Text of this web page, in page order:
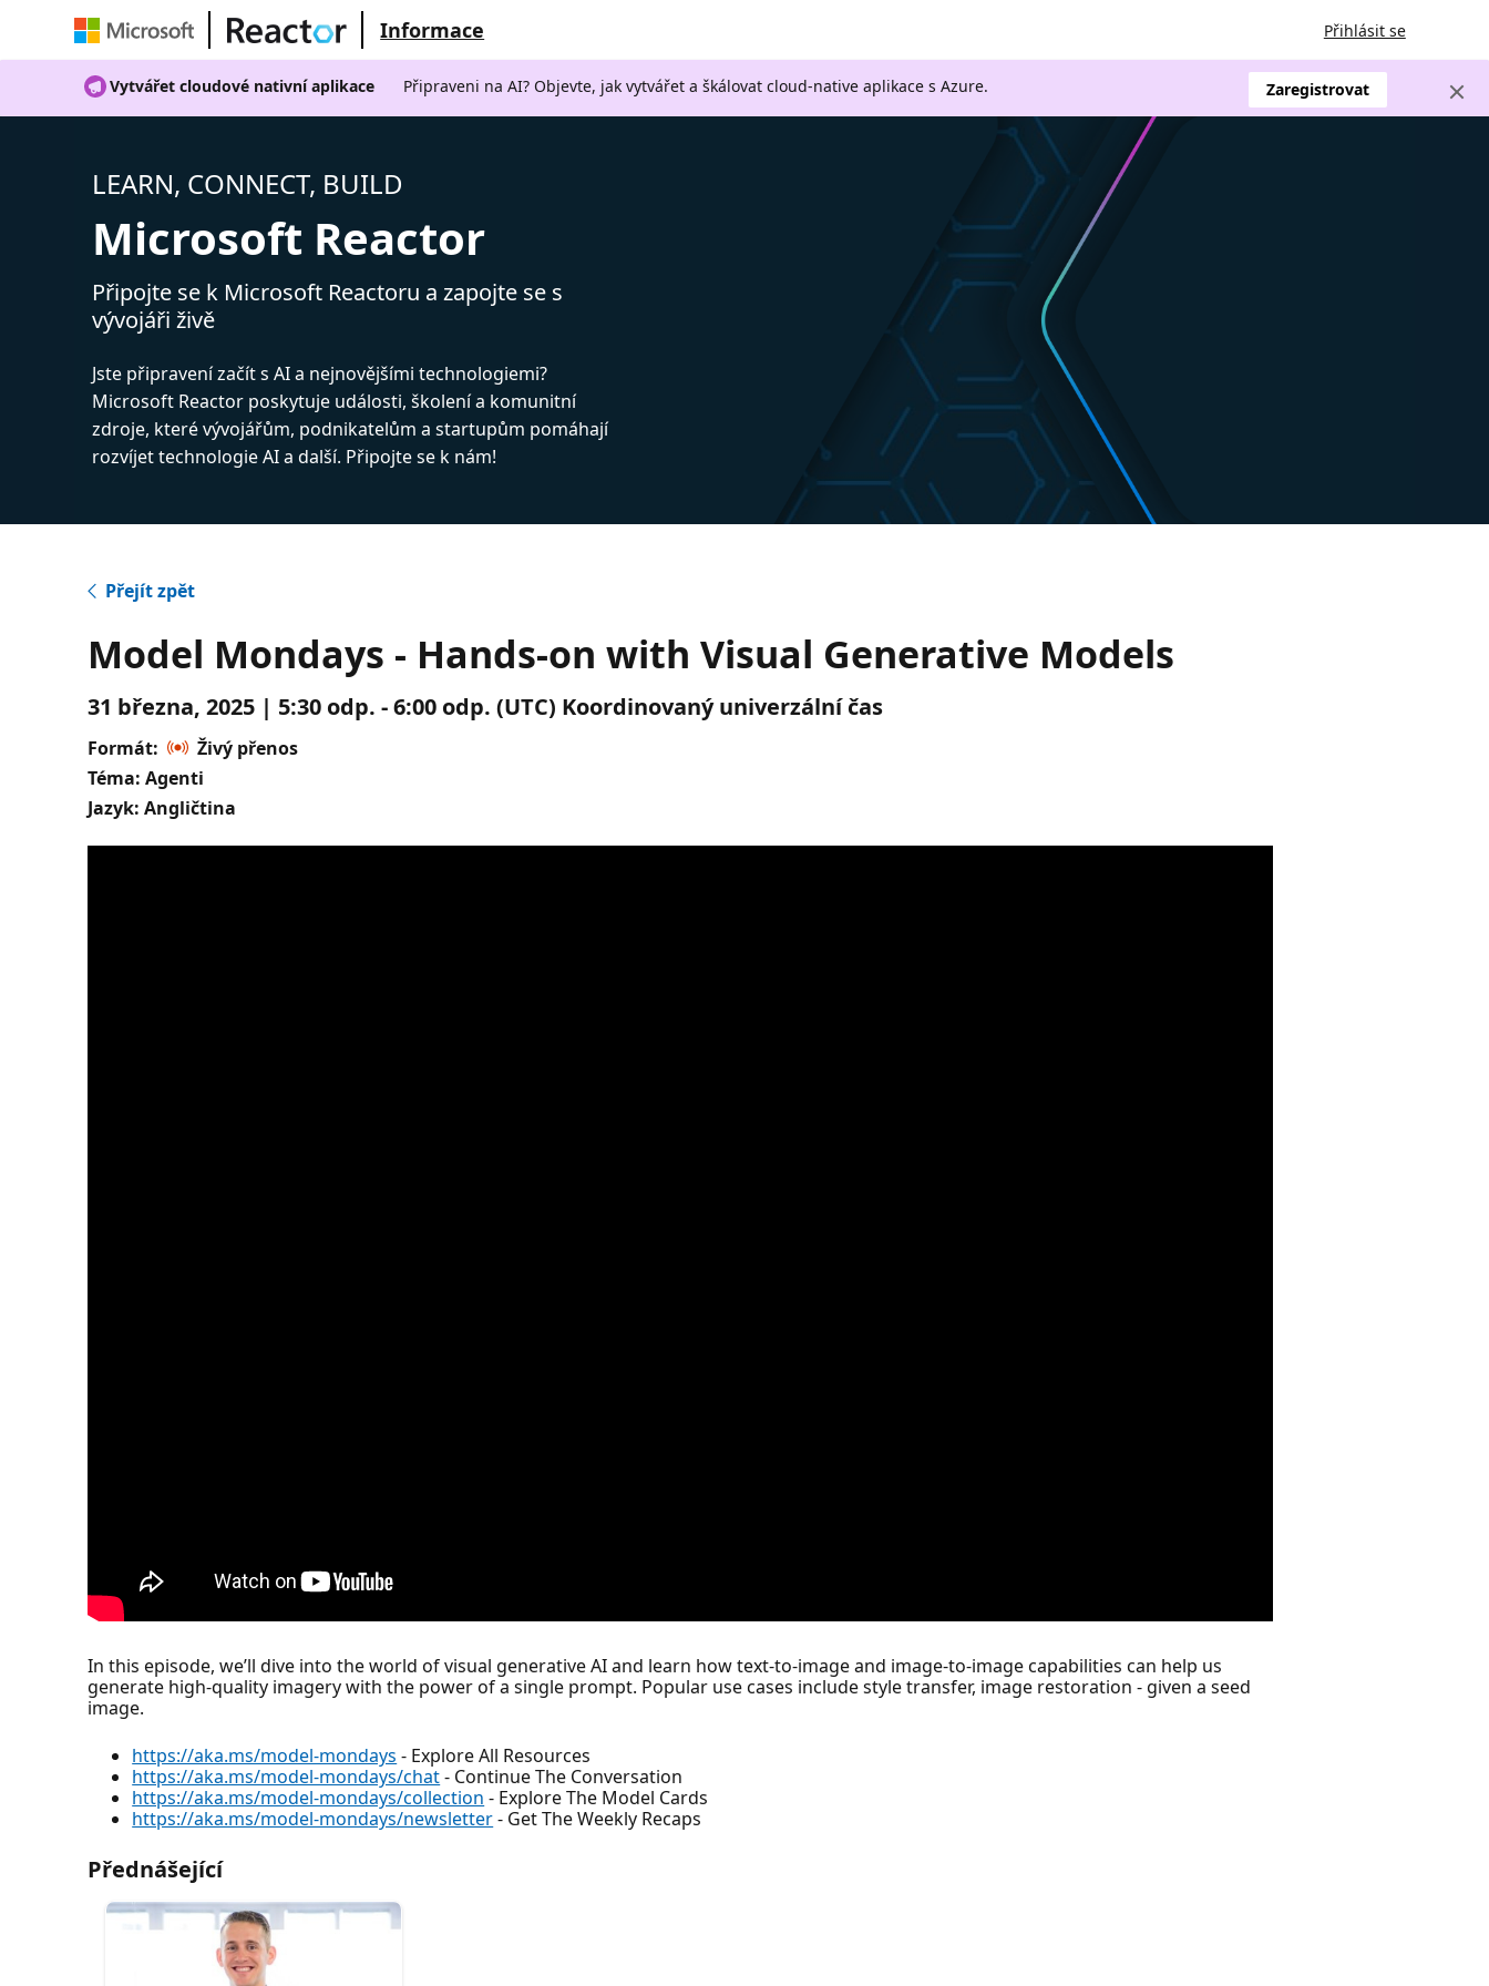
Informace Přihlásit se
Vytvářet cloudové nativní aplikace Připraveni na AI? Objevte, jak vytvářet a škálovat cloud-native aplikace s Azure. Zaregistrovat
LEARN, CONNECT, BUILD
Microsoft Reactor
Připojte se k Microsoft Reactoru a zapojte se s
vývojáři živě
Jste připravení začít s AI a nejnovějšími technologiemi?
Microsoft Reactor poskytuje události, školení a komunitní
zdroje, které vývojářům, podnikatelům a startupům pomáhají
rozvíjet technologie AI a další. Připojte se k nám!
Přejít zpět
Model Mondays - Hands-on with Visual Generative Models
31 března, 2025 | 5:30 odp. - 6:00 odp. (UTC) Koordinovaný univerzální čas
Formát:
Živý přenos
Téma: Agenti
Jazyk: Angličtina
In this episode, we’ll dive into the world of visual generative AI and learn how text-to-image and image-to-image capabilities can help us
generate high-quality imagery with the power of a single prompt. Popular use cases include style transfer, image restoration - given a seed
image.
https://aka.ms/model-mondays - Explore All Resources
https://aka.ms/model-mondays/chat- Continue The Conversation
https://aka.ms/model-mondays/collection - Explore The Model Cards
https://aka.ms/model-mondays/newsletter- Get The Weekly Recaps
Přednášející